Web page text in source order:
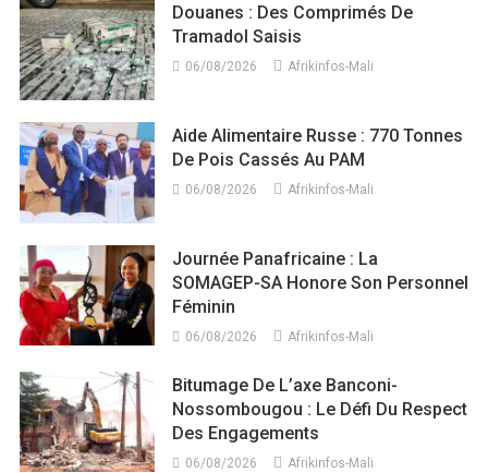
Douanes : Des Comprimés De
Tramadol Saisis
06/08/2026 Afrikinfos-Mali
Aide Alimentaire Russe : 770 Tonnes
De Pois Cassés Au PAM
06/08/2026 Afrikinfos-Mali
Journée Panafricaine : La
SOMAGEP-SA Honore Son Personnel
Féminin
06/08/2026 Afrikinfos-Mali
Bitumage De L’axe Banconi-
Nossombougou : Le Défi Du Respect
Des Engagements
06/08/2026 Afrikinfos-Mali